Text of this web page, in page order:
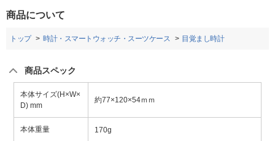
商品について
トップ 時計・スマートウォッチ・スーツケース 目覚まし時計
商品スペック
本体サイズ(H×W×
D) mm
約77×120×54ｍｍ
本体重量 170g